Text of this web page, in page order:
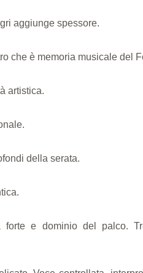
aggiunge spessore.
che è memoria musicale del
artistica.
della serata.
forte e dominio del palco.